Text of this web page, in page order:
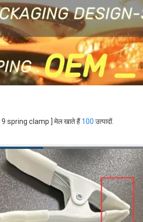
[ 9 spring clamp ] मेल खाते हैं100 उत्पादों.